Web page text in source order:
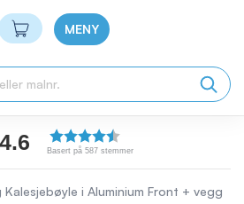
Min handlekurv
MENY
4.6 Basert på 587 stemmer
i Aluminium Front + vegg